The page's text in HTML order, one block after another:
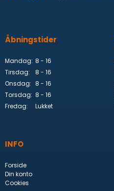
Åbningstider
Mandag: 8 - 16
Tirsdag:
8 - 16
Onsdag: 8 - 16
Torsdag: 8 - 16
Fredag:
Lukket
INFO
Forside
Din konto
Cookies